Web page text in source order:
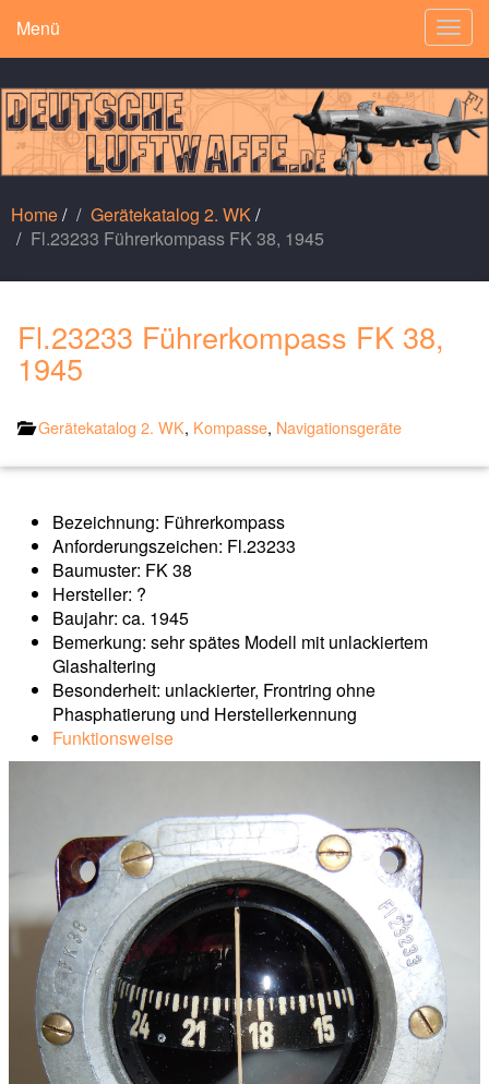
Menü
Home/ Gerätekatalog 2. WK/
Fl.23233 Führerkompass FK 38, 1945
Fl.23233 Führerkompass FK 38,
1945
Gerätekatalog 2. WK, Kompasse, Navigationsgeräte
Bezeichnung: Führerkompass
Anforderungszeichen: Fl.23233
Baumuster: FK 38
Hersteller: ?
Baujahr: ca. 1945
Bemerkung: sehr spätes Modell mit unlackiertem
Glashaltering
Besonderheit: unlackierter, Frontring ohne
Phasphatierung und Herstellerkennung
Funktionsweise